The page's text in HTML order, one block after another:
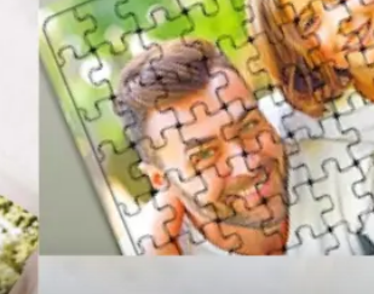
Pet Malzemeleri